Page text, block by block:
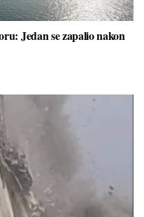
Jedan se zapalio nakon